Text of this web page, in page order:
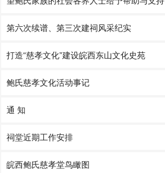
第六次续谱、第三次建祠风采纪实
打造“慈孝文化”建设皖西东山文化史苑
鲍氏慈孝文化活动事记
通 知
祠堂近期工作安排
皖西鲍氏慈孝堂鸟瞰图